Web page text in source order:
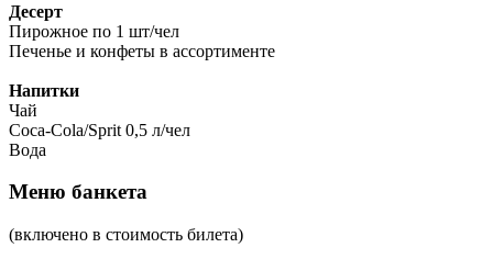
Десерт
Пирожное по 1 шт/чел
Печенье и конфеты в ассортименте
Напитки
Чай
Coca-Cola/Sprit 0,5 л/чел
Вода
Меню банкета
(включено в стоимость билета)